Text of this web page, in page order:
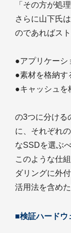
「その方が処
さらに山下氏
のであればス
●アプリケーシ
●素材を格納す
●キャッシュを
の3つに分ける
に、それぞれ
なSSDを選ぶ
このような仕
ダリングに外
活用法を含め
■検証ハードウ